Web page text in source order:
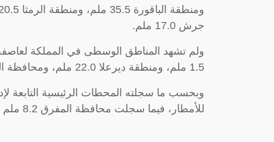
جرش 17.0 ملم.
ولم تشهد المناطق الوسطى في المملكة
1.5 ملم، ومنطقة ديرعلا 22.0 ملم، ومحافظة الزرقاء 1.5 ملم.
وبحسب ما سجلته المحطات الرئيسية التابعة
للأمطار، فيما سجلت محافظة المفرق 8.2 ملم